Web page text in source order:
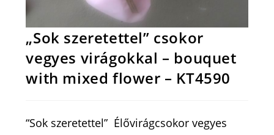
„Sok szeretettel” csokor
vegyes virágokkal – bouquet
with mixed flower – KT4590
“Sok szeretettel” Élővirágcsokor vegyes